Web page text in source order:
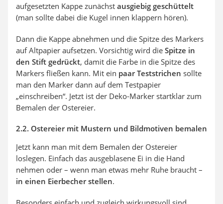
aufgesetzten Kappe zunächst ausgiebig geschüttelt
(man sollte dabei die Kugel innen klappern hören).
Dann die Kappe abnehmen und die Spitze des Markers
auf Altpapier aufsetzen. Vorsichtig wird die Spitze in
den Stift gedrückt, damit die Farbe in die Spitze des
Markers fließen kann. Mit ein paar Teststrichen sollte
man den Marker dann auf dem Testpapier
„einschreiben“. Jetzt ist der Deko-Marker startklar zum
Bemalen der Ostereier.
2.2. Ostereier mit Mustern und Bildmotiven bemalen
Jetzt kann man mit dem Bemalen der Ostereier
loslegen. Einfach das ausgeblasene Ei in die Hand
nehmen oder – wenn man etwas mehr Ruhe braucht –
in einen Eierbecher stellen.